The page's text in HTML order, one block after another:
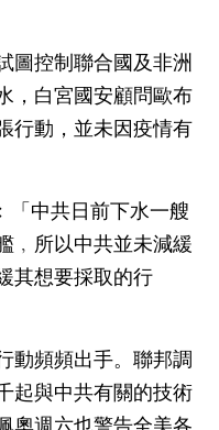
圖控制聯合國及非洲
，白宮國安顧問歐布
行動，並未因疫情有
「中共日前下水一艘
﹐所以中共並未減緩
其想要採取的行
動頻頻出手。聯邦調
起與中共有關的技術